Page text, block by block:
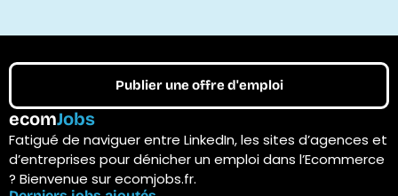
ecomJobs
Fatigué de naviguer entre LinkedIn, les sites d’agences et
d’entreprises pour dénicher un emploi dans l’Ecommerce
? Bienvenue sur ecomjobs.fr.
Publier une offre d'emploi